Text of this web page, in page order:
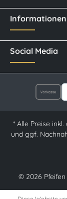
Social Media
Informationen
* Alle Preise
und ggf.
© 2026